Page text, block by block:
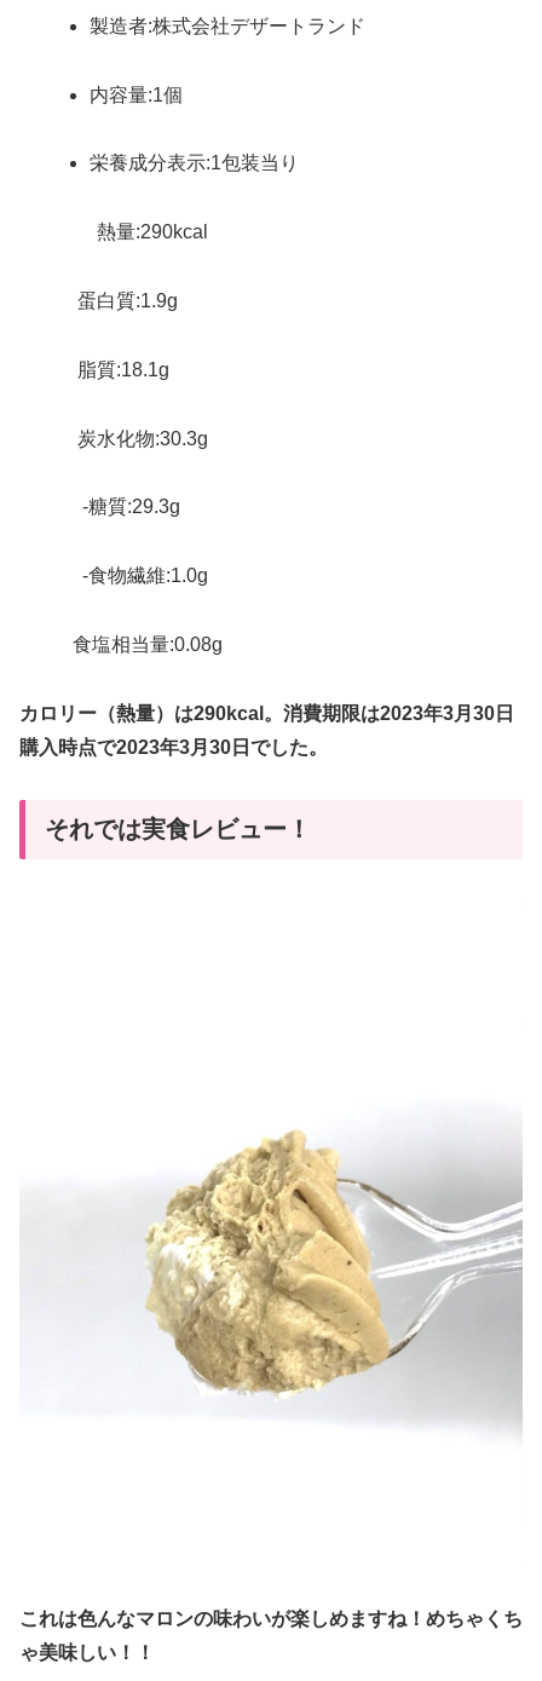
製造者:株式会社デザートランド
内容量:1個
栄養成分表示:1包装当り
熱量:290kcal
蛋白質:1.9g
脂質:18.1g
炭水化物:30.3g
-糖質:29.3g
-食物繊維:1.0g
食塩相当量:0.08g
カロリー（熱量）は290kcal。消費期限は2023年3月30日
購入時点で2023年3月30日でした。
それでは実食レビュー！
これは色んなマロンの味わいが楽しめますね！めちゃくち
ゃ美味しい！！